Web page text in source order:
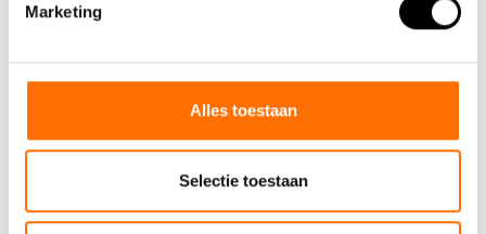
Marketing
Alles toestaan
Selectie toestaan
Team Lacros
Nieuwe Eerdsebaan 16, 5482 VS Schijndel Nederland
Handelskammernummer: 62140957